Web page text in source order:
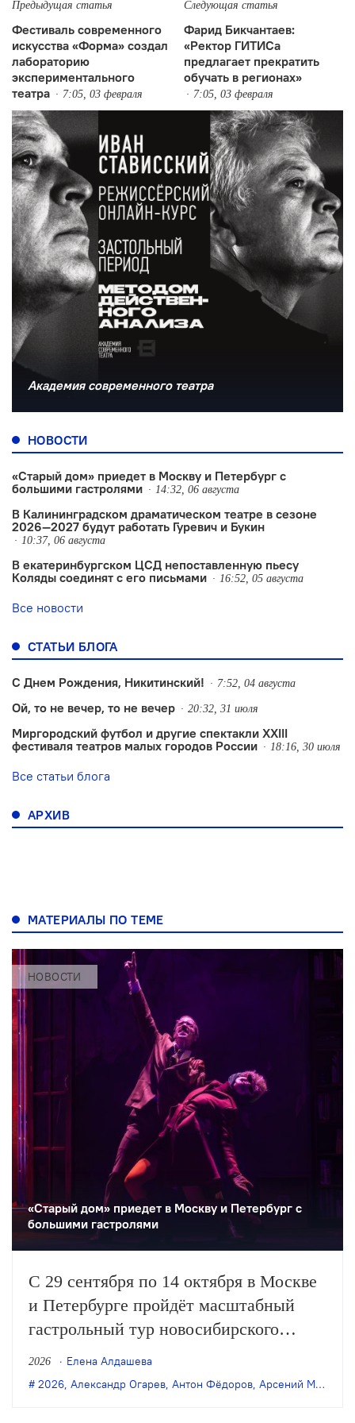
Предыдущая статья
Фестиваль современного
искусства «Форма» создал
лабораторию
экспериментального
театра
7:05, 03 февраля
Следующая статья
Фарид Бикчантаев:
«Ректор ГИТИСа
предлагает прекратить
обучать в регионах»
7:05, 03 февраля
Академия современного театра
НОВОСТИ
«Старый дом» приедет в Москву и Петербург с
большими гастролями
14:32, 06 августа
В Калининградском драматическом театре в сезоне
2026—2027 будут работать Гуревич и Букин
10:37, 06 августа
В екатеринбургском ЦСД непоставленную пьесу
Коляды соединят с его письмами
16:52, 05 августа
Все новости
СТАТЬИ БЛОГА
С Днем Рождения, Никитинский! 7:52, 04 августа
Ой, то не вечер, то не вечер 20:32, 31 июля
Миргородский футбол и другие спектакли XXIII
фестиваля театров малых городов России
18:16, 30 июля
Все статьи блога
АРХИВ
МАТЕРИАЛЫ ПО ТЕМЕ
НОВОСТИ
«Старый дом» приедет в Москву и Петербург с
большими гастролями
С 29 сентября по 14 октября в Москве
и Петербурге пройдёт масштабный
гастрольный тур новосибирского
«Старого дома». Театр представит пять
спектаклей последних лет: в обеих
2026
Елена Алдашева
2026, Александр Огарев, Антон Фёдоров, Арсений Мещеряков